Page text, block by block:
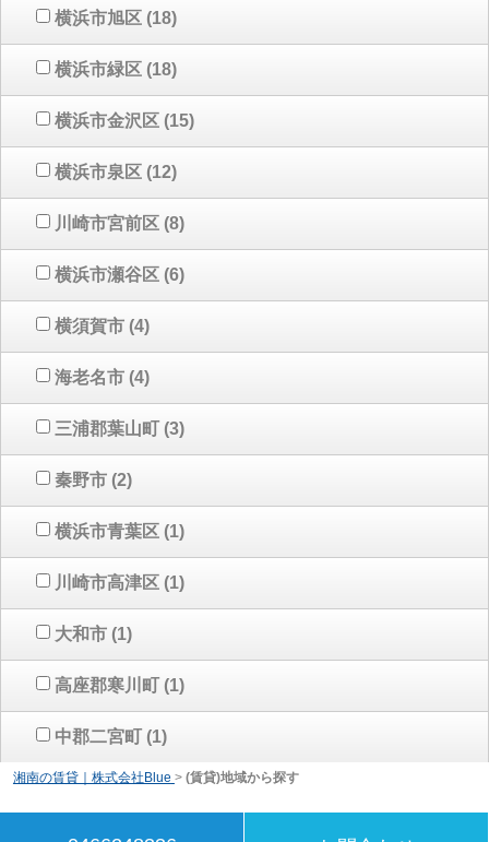
横浜市旭区 (18)
横浜市緑区 (18)
横浜市金沢区 (15)
横浜市泉区 (12)
川崎市宮前区 (8)
横浜市瀬谷区 (6)
横須賀市 (4)
海老名市 (4)
三浦郡葉山町 (3)
秦野市 (2)
横浜市青葉区 (1)
川崎市高津区 (1)
大和市 (1)
高座郡寒川町 (1)
中郡二宮町 (1)
湘南の賃貸｜株式会社Blue > (賃貸)地域から探す